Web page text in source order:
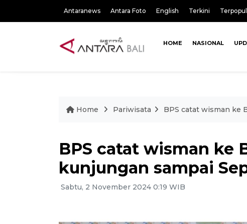
Antaranews Antara Foto English Terkini
HOME NASIONAL
Home Pariwisata BPS catat wisman ke
BPS catat wisman ke
kunjungan sampai
Sabtu, 2 November 2024 0:19 WIB